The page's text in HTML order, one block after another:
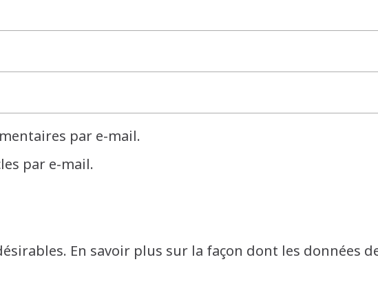
par e-mail.
par e-mail.
En savoir plus sur la façon dont les données